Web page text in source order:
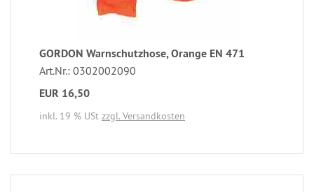
GORDON Warnschutzhose, Orange EN 471
Art.Nr.: 0302002090
EUR 16,50
inkl. 19 % USt zzgl. Versandkosten